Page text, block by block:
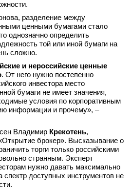
разделение между
ценными бумагами стало
однозначно определить
той или иной бумаги на
сложно.
и нероссийские ценные
. От него нужно постепенно
инвестора место
бумаги не имеет значения,
условия по корпоративным
информации и прочему», –
Владимир Крекотень,
брокер». Высказывание о
торги только российскими
странным. Эксперт
нужно давать максимально
спектр доступных инструментов не